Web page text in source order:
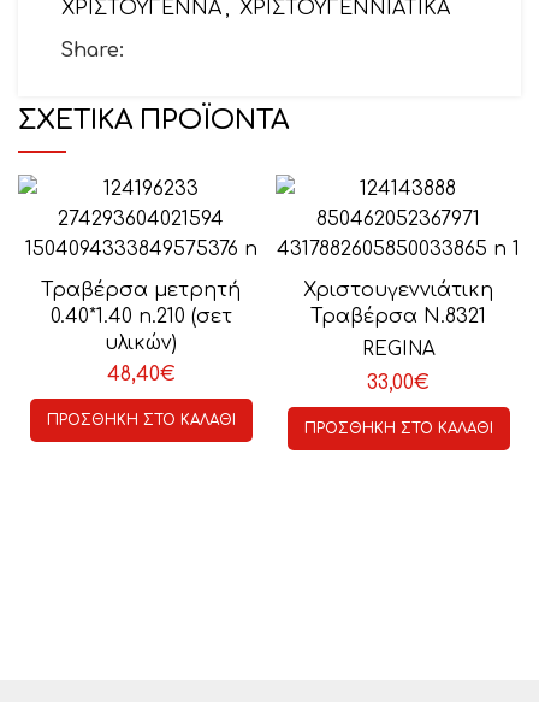
ΧΡΙΣΤΟΥΓΕΝΝΑ
ΧΡΙΣΤΟΥΓΕΝΝΙΑΤΙΚΑ
Share:
ΣΧΕΤΙΚΆ ΠΡΟΪΌΝΤΑ
Τραβέρσα μετρητή
0.40*1.40 n.210 (σετ
υλικών)
48,40€
ΠΡΟΣΘΉΚΗ ΣΤΟ ΚΑΛΆΘΙ
Χριστουγεννιάτικη
Τραβέρσα Ν.8321
REGINA
33,00€
ΠΡΟΣΘΉΚΗ ΣΤΟ ΚΑΛΆΘΙ